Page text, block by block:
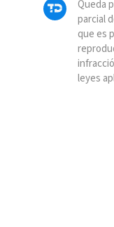
Queda
parcial
que es
leyes